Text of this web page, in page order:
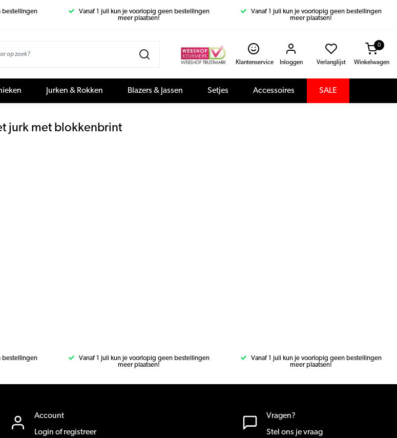
bestellingen
Vanaf 1 juli kun je voorlopig geen bestellingen
meer plaatsen!
Vanaf 1 juli kun je voorlopig geen bestellingen
meer plaatsen!
Klantenservice Inloggen Verlanglijst Winkelwagen
0
Jurken & Rokken Blazers & Jassen Setjes Accessoires SALE
jurk met blokkenbrint
bestellingen
Vanaf 1 juli kun je voorlopig geen bestellingen
meer plaatsen!
Vanaf 1 juli kun je voorlopig geen bestellingen
meer plaatsen!
Account
Login of registreer
Vragen?
Stel ons je vraag